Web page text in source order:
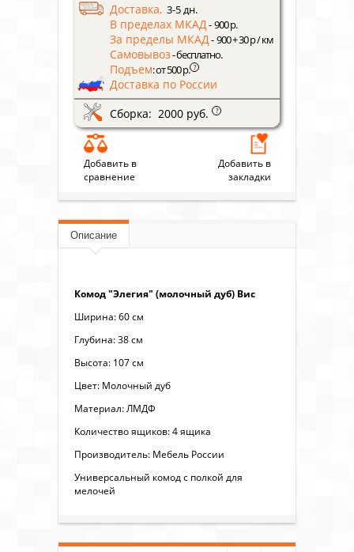
Доставка, 3-5 дн.
В пределах МКАД- 900 р.
За пределы МКАД- 900 + 30 р / км
Самовывоз- бесплатно.
Подъем: от 500 р. ?
Доставка по России
Сборка: 2000 руб.
?
Добавить в
сравнение
Добавить в
закладки
Описание
Комод "Элегия" (молочный дуб) Вис
Ширина: 60 см
Глубина: 38 см
Высота: 107 см
Цвет: Молочный дуб
Материал: ЛМДФ
Количество ящиков: 4 ящика
Производитель: Мебель России
Универсальный комод с полкой для
мелочей